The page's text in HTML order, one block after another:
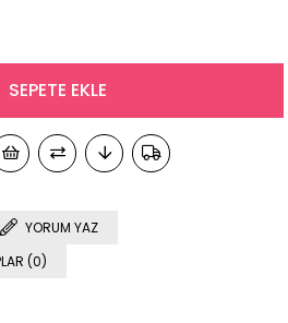
YORUM YAZ
(0)